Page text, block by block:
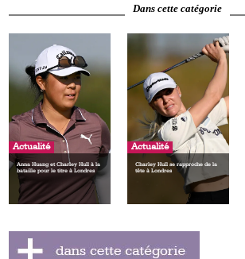
Dans cette catégorie
Actualité
Anna Huang et Charley Hull à la
bataille pour le titre à Londres
Actualité
Charley Hull se rapproche de la
tête à Londres